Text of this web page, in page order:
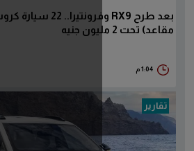
بعد طرح RX9 وفرونتيرا.. 22 سيارة كروس أوفر SUV (سبعة